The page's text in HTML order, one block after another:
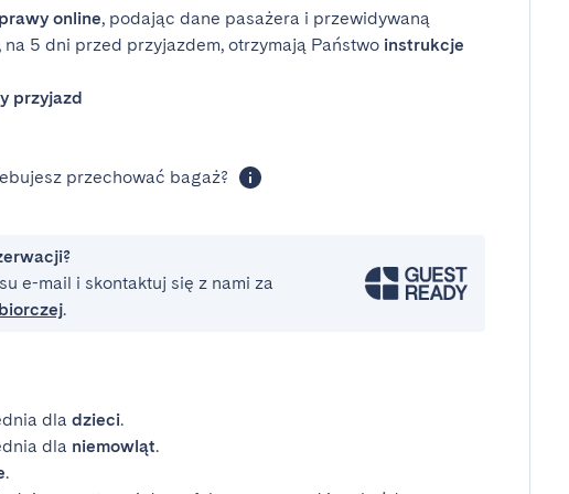
online, podając dane pasażera i przewidywaną
5 dni przed przyjazdem, otrzymają Państwo instrukcje
przyjazd
przechować bagaż?
e-mail i skontaktuj się z nami za
.
dla dzieci.
dla niemowląt.
.